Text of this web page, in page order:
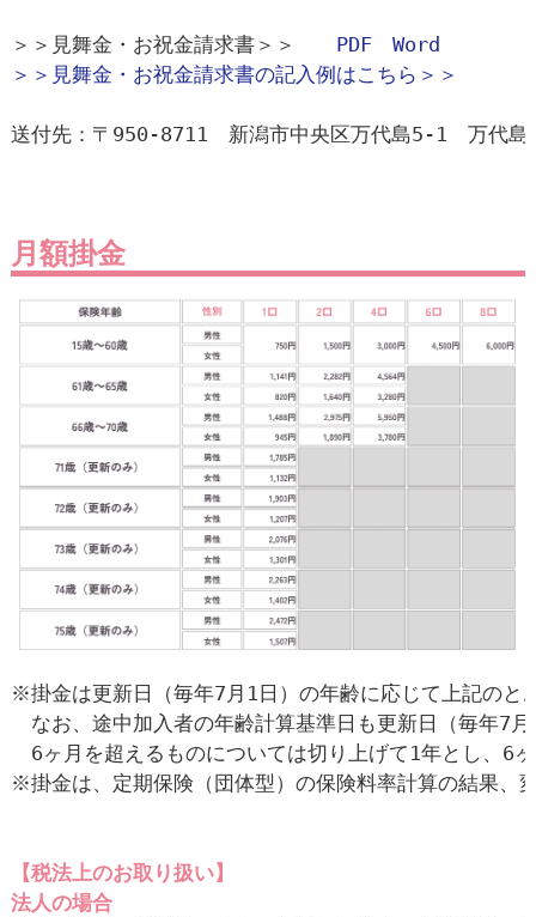
＞＞見舞金・お祝金請求書＞＞ PDF
Word
＞＞見舞金・お祝金請求書の記入例はこちら＞＞
送付先：〒950-8711　新潟市中央区万代島5-1　万代島
月額掛金
※掛金は更新日（毎年7月1日）の年齢に応じて上記のと
なお、途中加入者の年齢計算基準日も更新日（毎年7
6ヶ月を超えるものについては切り上げて1年とし、6
※掛金は、定期保険（団体型）の保険料率計算の結果、
【税法上のお取り扱い】
法人の場合